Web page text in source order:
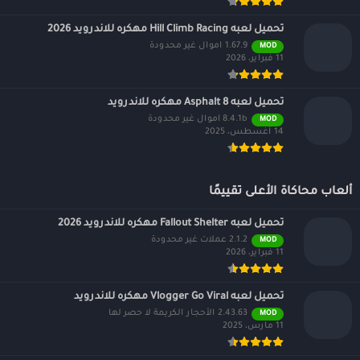
تحميل لعبه Hill Climb Racing مهكره للاندرويد 2026
MOD
1.67.9 اموال غير محدودة
11 فبراير، 2026
تحميل لعبه Asphalt 8 مهكره للاندرويد
MOD
8.4.1b اموال غير محدودة
14 أغسطس، 2025
ألعاب محاكاة الأعلى تقييمًا
تحميل لعبه Fallout Shelter مهكره للاندرويد 2026
MOD
2.1.2 عملات غير محدودة
11 فبراير، 2026
تحميل لعبه Vlogger Go Viral مهكره للاندرويد
MOD
2.43.63 الأحجار الكريمة لا حصر لها
11 مارس، 2025